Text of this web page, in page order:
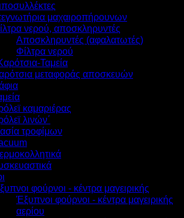
μαχαιροπήρουνων
νερού, αποσκληρυντές
Αποσκληρυντές (αφαλατωτές)
Φίλτρα νερού
Ταμεία
μεταφοράς αποσκευών
καμαριέρας
λινών΄
τροφίμων
φούρνοι - κέντρα μαγειρικής
Έξυπνοι φούρνοι - κέντρα μαγειρικής
αερίου